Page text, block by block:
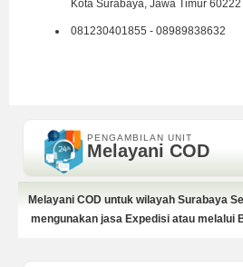
Kota Surabaya, Jawa Timur 60222
081230401855 - 08989838632
PENGAMBILAN UNIT
Melayani COD
Melayani COD untuk wilayah Surabaya
mengunakan jasa Expedisi atau melalui